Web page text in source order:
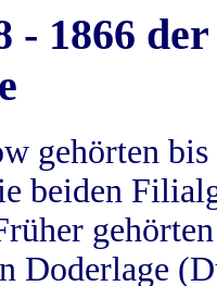
- 1866
gehörten
beiden
Doderlage